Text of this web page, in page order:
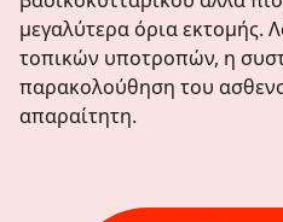
μεγαλύτερα όρια εκτομής.
τοπικών υποτροπών, η
παρακολούθηση του
απαραίτητη.